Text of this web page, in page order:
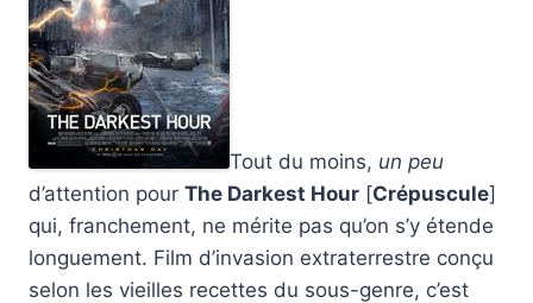
Tout du moins, un peu
d’attention pour The Darkest Hour [Crépuscule]
qui, franchement, ne mérite pas qu’on s’y étende
longuement. Film d’invasion extraterrestre conçu
selon les vieilles recettes du sous-genre, c’est